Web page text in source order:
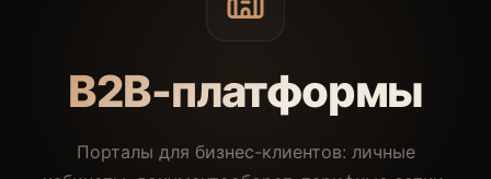
B2B-платформы
Порталы для бизнес-клиентов: личные